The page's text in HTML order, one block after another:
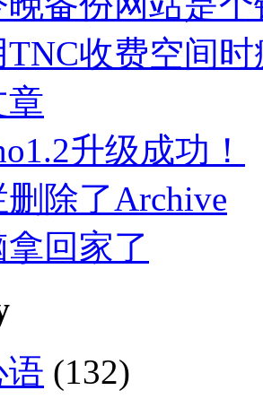
TNC收费空间
章
升级成功！
除了Archive
回家了
语 (132)